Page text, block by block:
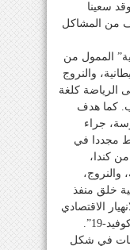
سعينا
من المشاكل
الممول من
والنروج
الرياضة كلغة
كما هدف
جراء
مجددا في
كندا،
والنروج،
خلق منفذ
الاقتصادي
19”.
في شكل